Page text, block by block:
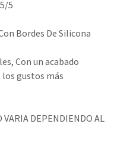
5
Bordes De Silicona
Con un acabado
gustos más
DEPENDIENDO AL